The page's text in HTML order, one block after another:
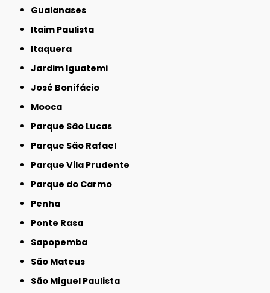
Guaianases
Itaim Paulista
Itaquera
Jardim Iguatemi
José Bonifácio
Mooca
Parque São Lucas
Parque São Rafael
Parque Vila Prudente
Parque do Carmo
Penha
Ponte Rasa
Sapopemba
São Mateus
São Miguel Paulista